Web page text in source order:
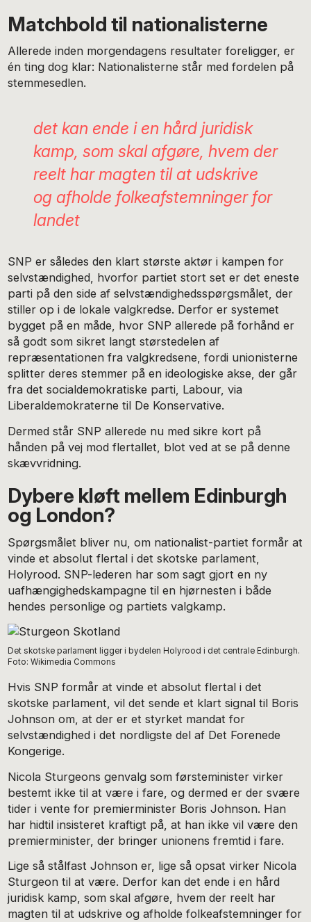
Matchbold til nationalisterne
Allerede inden morgendagens resultater foreligger, er
én ting dog klar: Nationalisterne står med fordelen på
stemmesedlen.
det kan ende i en hård juridisk
kamp, som skal afgøre, hvem der
reelt har magten til at udskrive
og afholde folkeafstemninger for
landet
SNP er således den klart største aktør i kampen for
selvstændighed, hvorfor partiet stort set er det eneste
parti på den side af selvstændighedsspørgsmålet, der
stiller op i de lokale valgkredse. Derfor er systemet
bygget på en måde, hvor SNP allerede på forhånd er
så godt som sikret langt størstedelen af
repræsentationen fra valgkredsene, fordi unionisterne
splitter deres stemmer på en ideologiske akse, der går
fra det socialdemokratiske parti, Labour, via
Liberaldemokraterne til De Konservative.
Dermed står SNP allerede nu med sikre kort på
hånden på vej mod flertallet, blot ved at se på denne
skævvridning.
Dybere kløft mellem Edinburgh
og London?
Spørgsmålet bliver nu, om nationalist-partiet formår at
vinde et absolut flertal i det skotske parlament,
Holyrood. SNP-lederen har som sagt gjort en ny
uafhængighedskampagne til en hjørnesten i både
hendes personlige og partiets valgkamp.
Det skotske parlament ligger i bydelen Holyrood i det centrale Edinburgh.
Foto: Wikimedia Commons
Hvis SNP formår at vinde et absolut flertal i det
skotske parlament, vil det sende et klart signal til Boris
Johnson om, at der er et styrket mandat for
selvstændighed i det nordligste del af Det Forenede
Kongerige.
Nicola Sturgeons genvalg som førsteminister virker
bestemt ikke til at være i fare, og dermed er der svære
tider i vente for premierminister Boris Johnson. Han
har hidtil insisteret kraftigt på, at han ikke vil være den
premierminister, der bringer unionens fremtid i fare.
Lige så stålfast Johnson er, lige så opsat virker Nicola
Sturgeon til at være. Derfor kan det ende i en hård
juridisk kamp, som skal afgøre, hvem der reelt har
magten til at udskrive og afholde folkeafstemninger for